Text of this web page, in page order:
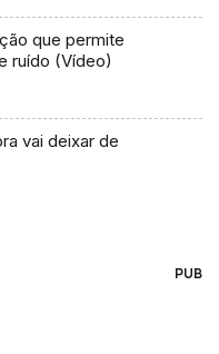
que permite
ruído (Vídeo)
de
PUB